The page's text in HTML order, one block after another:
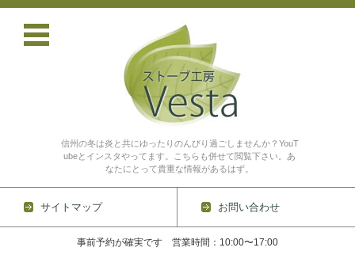
信州の冬は炎と共にゆったりのんびり過ごしませんか？YouT
ubeとインスタやってます。こちらも併せて閲覧下さい。あ
なたにとって貴重な情報があるはず。
サイトマップ お問い合わせ
事前予約が確実です 営業時間：10:00〜17:00